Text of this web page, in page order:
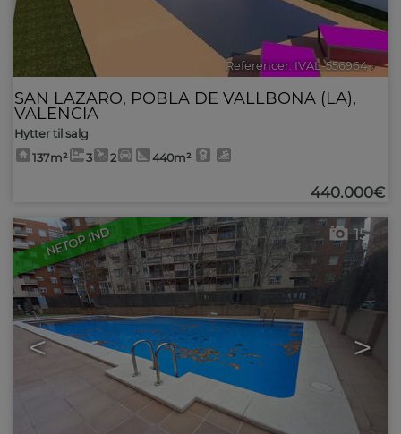
Referencer. IVAL-556964 🔗
SAN LAZARO, POBLA DE VALLBONA (LA),
VALENCIA
Hytter til salg
137m²
3 2 440m²
440.000€
NETOP IND
< >
15